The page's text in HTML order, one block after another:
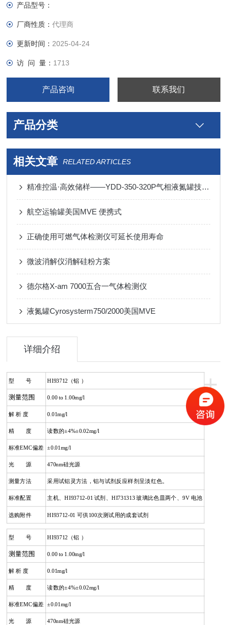
产品型号：
厂商性质：代理商
更新时间： 2025-04-24
访 问 量： 1713
产品咨询 联系我们
产品分类
相关文章 RELATED ARTICLES
精准控温·高效储样——YDD-350-320P气相液氮罐技术解析
航空运输罐美国MVE 便携式
正确使用可燃气体检测仪可延长使用寿命
微波消解仪消解硅粉方案
德尔格X-am 7000五合一气体检测仪
液氮罐Cyrosysterm750/2000美国MVE
详细介绍
+
型 号 HI93712（铝 ）
测量范围 0.00 to 1.00mg/l
解 析 度 0.01mg/l
精 度 读数的±4%±0.02mg/l
标准EMC偏差 ±0.01mg/l
光 源 470nm硅光源
测量方法 采用试铝灵方法，铝与试剂反应样剂呈淡红色。
标准配置 主机、HI93712-01 试剂、HI731313 玻璃比色皿两个、9V 电池
选购附件 HI93712-01 可供100次测试用的成套试剂
型 号 HI93712（铝 ）
测量范围 0.00 to 1.00mg/l
解 析 度 0.01mg/l
精 度 读数的±4%±0.02mg/l
标准EMC偏差 ±0.01mg/l
光 源 470nm硅光源